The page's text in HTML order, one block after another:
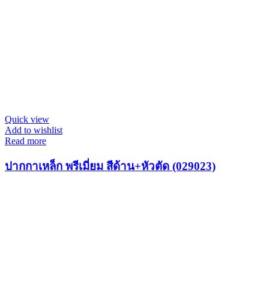
Quick view
Add to wishlist
Read more
ปากกาเหล็ก พรีเมี่ยม สีด้าน+หัวตัด (029023)